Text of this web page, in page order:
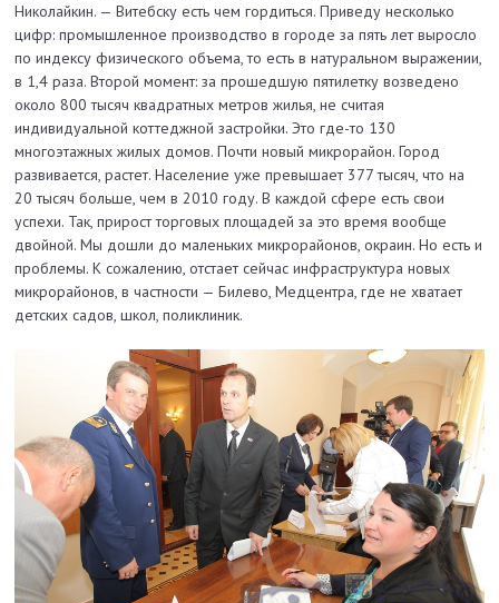
Николайкин. — Витебску есть чем гордиться. Приведу несколько
цифр: промышленное производство в городе за пять лет выросло
по индексу физического объема, то есть в натуральном выражении,
в 1,4 раза. Второй момент: за прошедшую пятилетку возведено
около 800 тысяч квадратных метров жилья, не считая
индивидуальной коттеджной застройки. Это где-то 130
многоэтажных жилых домов. Почти новый микрорайон. Город
развивается, растет. Население уже превышает 377 тысяч, что на
20 тысяч больше, чем в 2010 году. В каждой сфере есть свои
успехи. Так, прирост торговых площадей за это время вообще
двойной. Мы дошли до маленьких микрорайонов, окраин. Но есть и
проблемы. К сожалению, отстает сейчас инфраструктура новых
микрорайонов, в частности — Билево, Медцентра, где не хватает
детских садов, школ, поликлиник.